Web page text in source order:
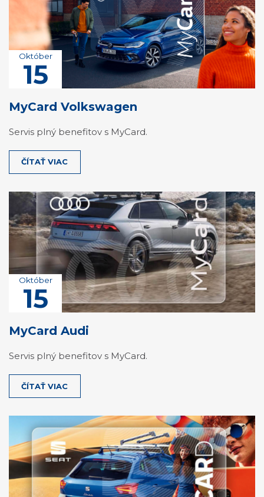
Október
15
MyCard Volkswagen
Servis plný benefitov s MyCard.
ČÍTAŤ VIAC
Október
15
MyCard Audi
Servis plný benefitov s MyCard.
ČÍTAŤ VIAC